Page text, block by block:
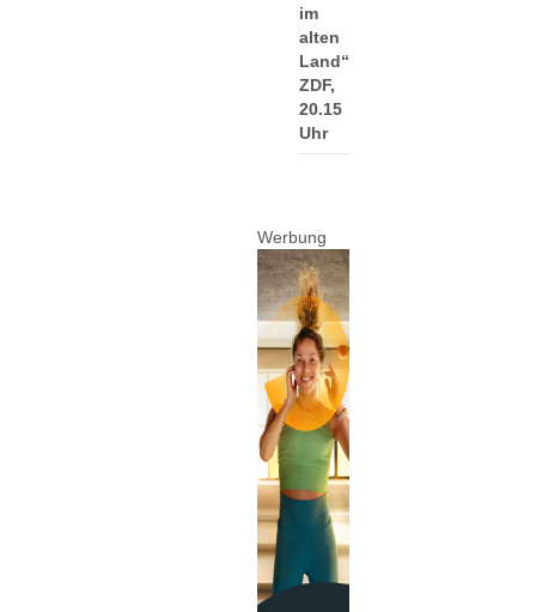
im
alten
Land“:
ZDF,
20.15
Uhr
Werbung